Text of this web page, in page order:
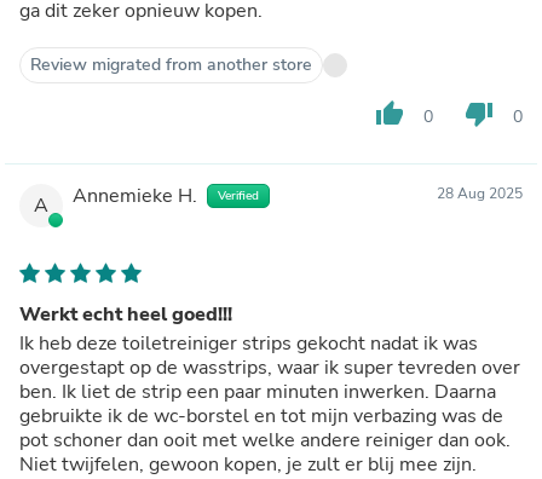
ga dit zeker opnieuw kopen.
Review migrated from another store
thumb_up 0 thumb_down 0
A Annemieke H. Verified 28 Aug 2025
Werkt echt heel goed!!!
Ik heb deze toiletreiniger strips gekocht nadat ik was
overgestapt op de wasstrips, waar ik super tevreden over
ben. Ik liet de strip een paar minuten inwerken. Daarna
gebruikte ik de wc-borstel en tot mijn verbazing was de
pot schoner dan ooit met welke andere reiniger dan ook.
Niet twijfelen, gewoon kopen, je zult er blij mee zijn.